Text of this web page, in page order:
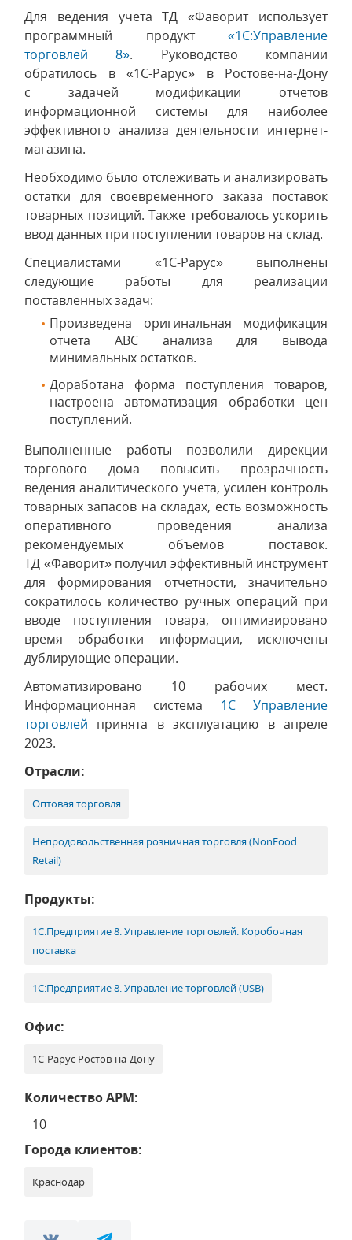
Для ведения учета ТД «Фаворит использует
программный продукт «1С:Управление
торговлей 8». Руководство компании
обратилось в «1С-Рарус» в Ростове-на-Дону
с задачей модификации отчетов
информационной системы для наиболее
эффективного анализа деятельности интернет-
магазина.
Необходимо было отслеживать и анализировать
остатки для своевременного заказа поставок
товарных позиций. Также требовалось ускорить
ввод данных при поступлении товаров на склад.
Специалистами «1С-Рарус» выполнены
следующие работы для реализации
поставленных задач:
Произведена оригинальная модификация
отчета ABC анализа для вывода
минимальных остатков.
Доработана форма поступления товаров,
настроена автоматизация обработки цен
поступлений.
Выполненные работы позволили дирекции
торгового дома повысить прозрачность
ведения аналитического учета, усилен контроль
товарных запасов на складах, есть возможность
оперативного проведения анализа
рекомендуемых объемов поставок.
ТД «Фаворит» получил эффективный инструмент
для формирования отчетности, значительно
сократилось количество ручных операций при
вводе поступления товара, оптимизировано
время обработки информации, исключены
дублирующие операции.
Автоматизировано 10 рабочих мест.
Информационная система 1C Управление
торговлей принята в эксплуатацию в апреле
2023.
Отрасли:
Оптовая торговля
Непродовольственная розничная торговля (NonFood
Retail)
Продукты:
1С:Предприятие 8. Управление торговлей. Коробочная
поставка
1С:Предприятие 8. Управление торговлей (USB)
Офис:
1С-Рарус Ростов-на-Дону
Количество АРМ:
10
Города клиентов:
Краснодар